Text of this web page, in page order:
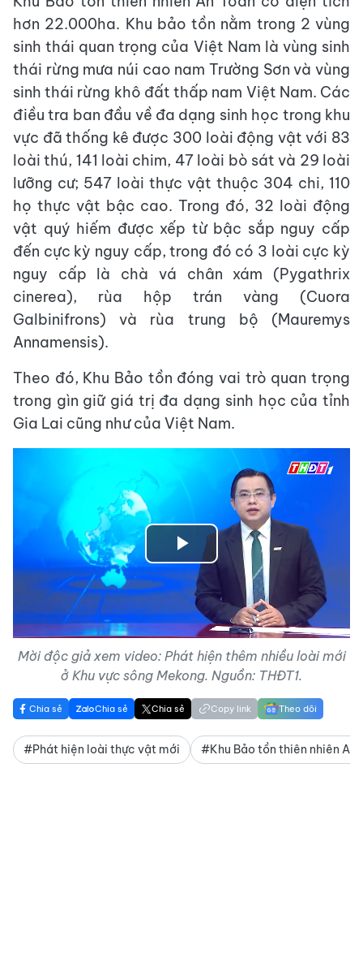
hơn 22.000ha. Khu bảo tồn nằm trong 2 vùng
sinh thái quan trọng của Việt Nam là vùng sinh
thái rừng mưa núi cao nam Trường Sơn và vùng
sinh thái rừng khô đất thấp nam Việt Nam. Các
điều tra ban đầu về đa dạng sinh học trong khu
vực đã thống kê được 300 loài động vật với 83
loài thú, 141 loài chim, 47 loài bò sát và 29 loài
lưỡng cư; 547 loài thực vật thuộc 304 chi, 110
họ thực vật bậc cao. Trong đó, 32 loài động
vật quý hiếm được xếp từ bậc sắp nguy cấp
đến cực kỳ nguy cấp, trong đó có 3 loài cực kỳ
nguy cấp là chà vá chân xám (Pygathrix
cinerea), rùa hộp trán vàng (Cuora
Galbinifrons) và rùa trung bộ (Mauremys
Annamensis).
Theo đó, Khu Bảo tồn đóng vai trò quan trọng
trong gìn giữ giá trị đa dạng sinh học của tỉnh
Gia Lai cũng như của Việt Nam.
Play
Video
Mời độc giả xem video: Phát hiện thêm nhiều loài mới
ở Khu vực sông Mekong. Nguồn: THĐT1.
Chia sẻ Chia sẻ Chia sẻ Copy link Theo dõi
#Phát hiện loài thực vật mới #Khu Bảo tồn thiên nhiên An